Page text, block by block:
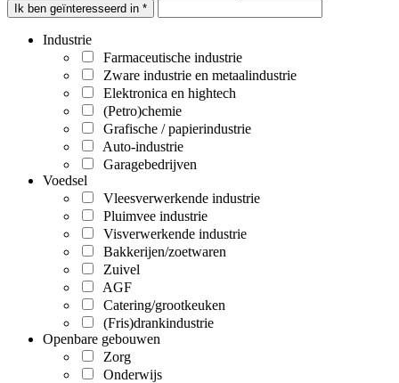
Ik ben geïnteresseerd in *
Industrie
Farmaceutische industrie
Zware industrie en metaalindustrie
Elektronica en hightech
(Petro)chemie
Grafische / papierindustrie
Auto-industrie
Garagebedrijven
Voedsel
Vleesverwerkende industrie
Pluimvee industrie
Visverwerkende industrie
Bakkerijen/zoetwaren
Zuivel
AGF
Catering/grootkeuken
(Fris)drankindustrie
Openbare gebouwen
Zorg
Onderwijs